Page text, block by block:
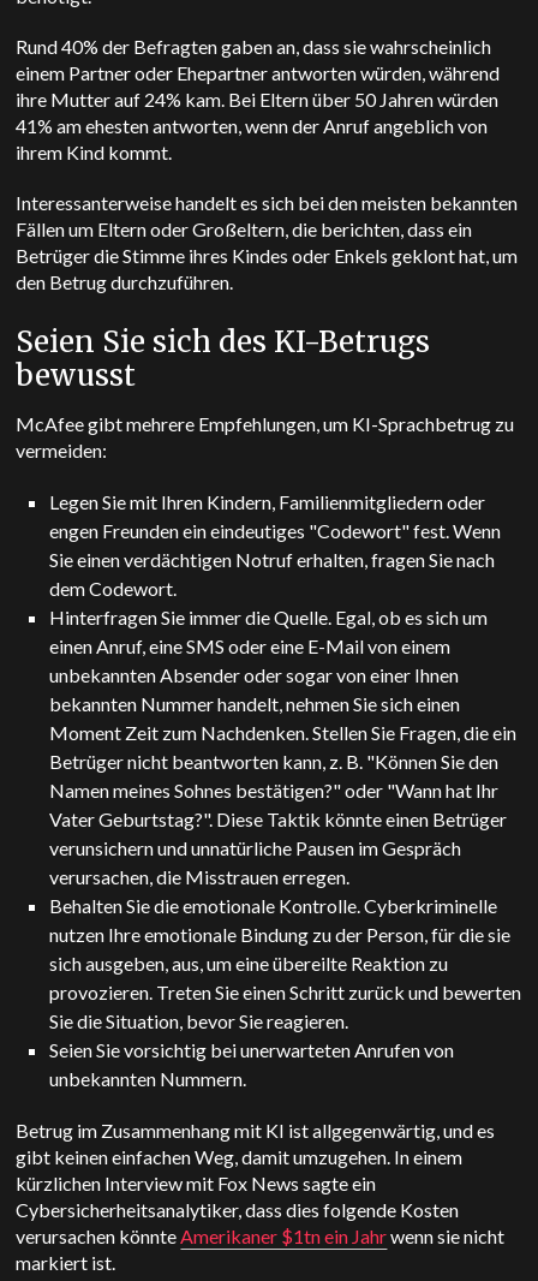
Rund 40% der Befragten gaben an, dass sie wahrscheinlich
einem Partner oder Ehepartner antworten würden, während
ihre Mutter auf 24% kam. Bei Eltern über 50 Jahren würden
41% am ehesten antworten, wenn der Anruf angeblich von
ihrem Kind kommt.
Interessanterweise handelt es sich bei den meisten bekannten
Fällen um Eltern oder Großeltern, die berichten, dass ein
Betrüger die Stimme ihres Kindes oder Enkels geklont hat, um
den Betrug durchzuführen.
Seien Sie sich des KI-Betrugs
bewusst
McAfee gibt mehrere Empfehlungen, um KI-Sprachbetrug zu
vermeiden:
Legen Sie mit Ihren Kindern, Familienmitgliedern oder
engen Freunden ein eindeutiges "Codewort" fest. Wenn
Sie einen verdächtigen Notruf erhalten, fragen Sie nach
dem Codewort.
Hinterfragen Sie immer die Quelle. Egal, ob es sich um
einen Anruf, eine SMS oder eine E-Mail von einem
unbekannten Absender oder sogar von einer Ihnen
bekannten Nummer handelt, nehmen Sie sich einen
Moment Zeit zum Nachdenken. Stellen Sie Fragen, die ein
Betrüger nicht beantworten kann, z. B. "Können Sie den
Namen meines Sohnes bestätigen?" oder "Wann hat Ihr
Vater Geburtstag?". Diese Taktik könnte einen Betrüger
verunsichern und unnatürliche Pausen im Gespräch
verursachen, die Misstrauen erregen.
Behalten Sie die emotionale Kontrolle. Cyberkriminelle
nutzen Ihre emotionale Bindung zu der Person, für die sie
sich ausgeben, aus, um eine übereilte Reaktion zu
provozieren. Treten Sie einen Schritt zurück und bewerten
Sie die Situation, bevor Sie reagieren.
Seien Sie vorsichtig bei unerwarteten Anrufen von
unbekannten Nummern.
Betrug im Zusammenhang mit KI ist allgegenwärtig, und es
gibt keinen einfachen Weg, damit umzugehen. In einem
kürzlichen Interview mit Fox News sagte ein
Cybersicherheitsanalytiker, dass dies folgende Kosten
verursachen könnteAmerikaner $1tn ein Jahrwenn sie nicht
markiert ist.